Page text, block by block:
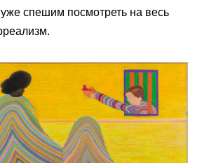
спешим посмотреть на весь